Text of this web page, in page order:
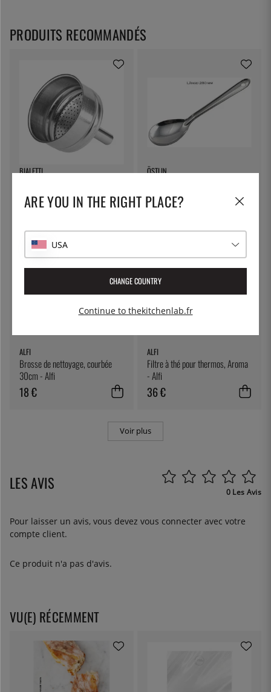
BIALETTI
tasses
11 €
ÖSTLIN
service
7 €
ALFI
Brosse de nettoyage, courbée
30cm - Alfi
18 €
ALFI
Filtre à thé pour thermos, Aroma
- Alfi
36 €
Voir plus
PRODUITS RECOMMANDÉS
LES AVIS 0 Les Avis
Pour laisser un avis, vous devez vous connecter avec votre
compte client.
Ce produit n'a pas d'avis.
VU(E) RÉCEMMENT
ARE YOU IN THE RIGHT PLACE?
USA
CHANGE COUNTRY
Continue to thekitchenlab.fr